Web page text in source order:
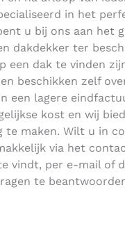
in het
u bij ons aan het
dakdekker ter
een dak te vinden
beschikken zelf
een lagere
kost en wij
te maken. Wilt u in
via het
vindt, per e-mail of
te